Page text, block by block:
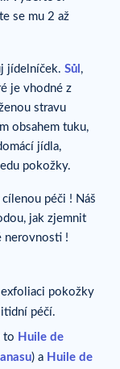
se mu 2 až
jídelníček. Sůl ,
je vhodné z
stravu
obsahem tuku,
jídla,
pokožky.
cílenou péči ! Náš
jak zjemnit
nerovnosti !
pokožky
péčí.
to Huile de
) a Huile de